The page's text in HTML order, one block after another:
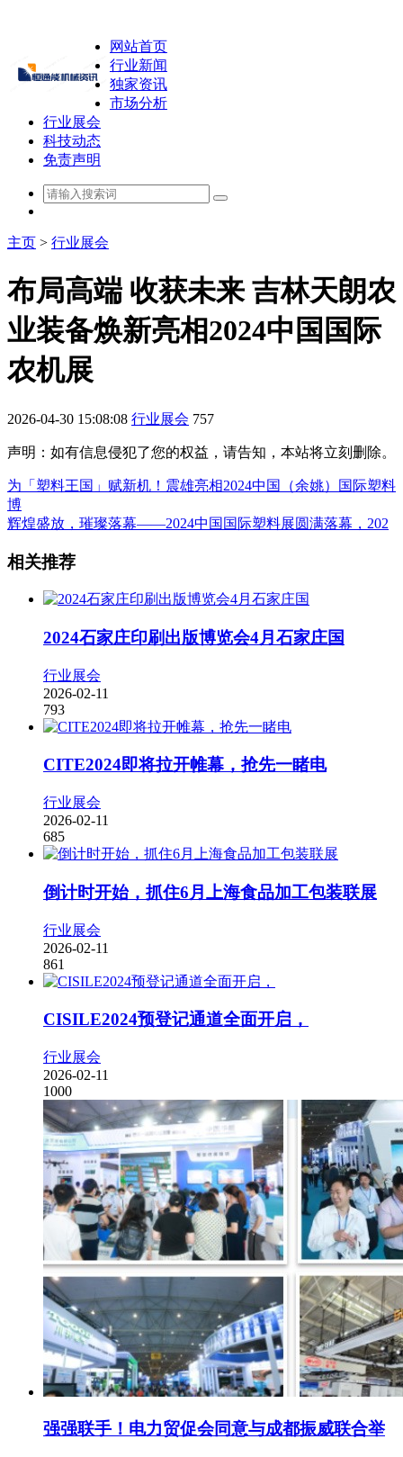
网站首页
行业新闻
独家资讯
市场分析
行业展会
科技动态
免责声明
主页 > 行业展会
布局高端 收获未来 吉林天朗农
业装备焕新亮相2024中国国际
农机展
2026-04-30 15:08:08 行业展会 757
声明：如有信息侵犯了您的权益，请告知，本站将立刻删除。
为「塑料王国」赋新机！震雄亮相2024中国（余姚）国际塑料
博
辉煌盛放，璀璨落幕——2024中国国际塑料展圆满落幕，202
相关推荐
2024石家庄印刷出版博览会4月石家庄国
行业展会
2026-02-11
793
CITE2024即将拉开帷幕，抢先一睹电
行业展会
2026-02-11
685
倒计时开始，抓住6月上海食品加工包装联展
行业展会
2026-02-11
861
CISILE2024预登记通道全面开启，
行业展会
2026-02-11
1000
强强联手！电力贸促会同意与成都振威联合举